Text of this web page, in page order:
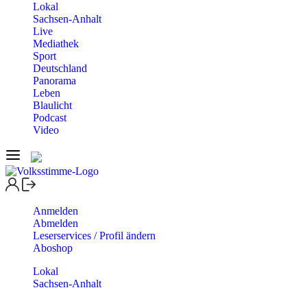
Lokal
Sachsen-Anhalt
Live
Mediathek
Sport
Deutschland
Panorama
Leben
Blaulicht
Podcast
Video
Anmelden
Abmelden
Leserservices / Profil ändern
Aboshop
Lokal
Sachsen-Anhalt